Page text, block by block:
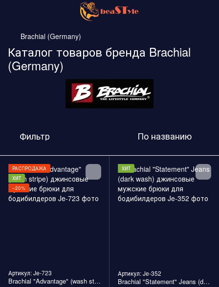
Brachial (Germany)
Каталог товаров бренда Brachial
(Germany)
Фильтр По названию
РАСПРОДАЖА
ХИТ
−20%
Артикул: Je-723
Brachial "Advantage" (wash stripe) джинсовые мужские брюки для бодибилдеров
ХИТ
Артикул: Je-352
Brachial "Statement" Jeans (dark wash) джинсовые мужские брюки для бодибилдеров